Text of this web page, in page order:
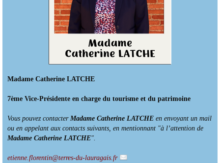
Madame Catherine LATCHE
7ème Vice-Présidente en charge du tourisme et du patrimoine
Vous pouvez contacter Madame Catherine LATCHE en envoyant un mail
ou en appelant aux contacts suivants, en mentionnant "à l’attention de
Madame Catherine LATCHE".
etienne.florentin@terres-du-lauragais.fr